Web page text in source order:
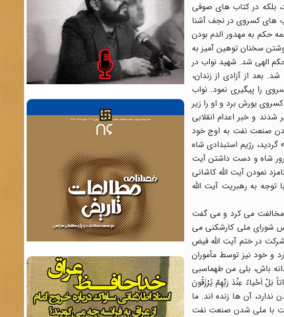
بلکه در کتاب های صوفی
های کسروی در نجف آشنا
حکم به مهدور الدم بودن
گفتن و نوشتن سخنان توهین آمیز به
الهی شد. شهید نواب در
شد. بعد از آزادی از زندان،
را پیگیری نمود. نواب
خود، جوانانی چون شهید سید حسین امامی را جذب نمود و امامی در 20 اسفند 1324، بر کسروی یورش برد و او را زیر
و خبر اعدام انقلابی
و سرور نمود. بعد از سال 1327، که جنبش ملی شدن صنعت نفت به اوج خود
رژیم استبدادی شاه
شاه و دست داشتن آیت
نمودن آیت الله کاشانی
توجه به رهبریت آیت الله
مخالفت می کرد و می گفت
شورای ملی کارشکنی می
جهت شرکت در ختم آیت الله فیض
و خود نیز توسط مأموران
باش، بلی من طهماسبی
بَلْ اَحْیاءٌ عِنْدَ رَبِّهِمْ یُرْزَقُونَ
آن ها زنده اند. ما
با ملی شدن صنعت نفت